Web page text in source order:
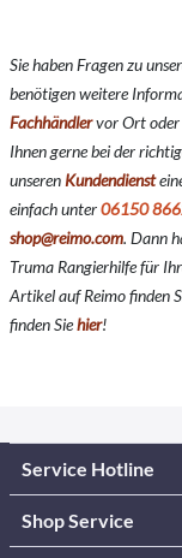
Sie haben Fragen zu
benötigen weitere
Fachhändlervor Ort oder
Ihnen gerne bei der
unseren Kundendienst
einfach unter06150
shop@reimo.com. Dann
Truma Rangierhilfe für
Artikel auf Reimo finden
finden Siehier!
Service Hotline
Shop Service